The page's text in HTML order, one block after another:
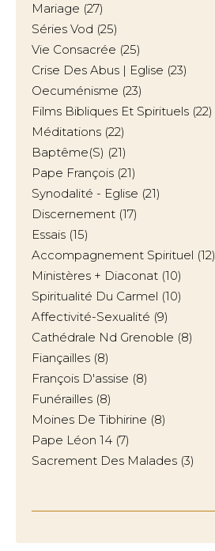
Mariage (27)
Séries Vod (25)
Vie Consacrée (25)
Crise Des Abus | Eglise (23)
Oecuménisme (23)
Films Bibliques Et Spirituels (22)
Méditations (22)
Baptême(s) (21)
Pape François (21)
Synodalité - Eglise (21)
Discernement (17)
Essais (15)
Accompagnement Spirituel (12)
Ministères + Diaconat (10)
Spiritualité Du Carmel (10)
Affectivité-Sexualité (9)
Cathédrale Nd Grenoble (8)
Fiançailles (8)
François D'assise (8)
Funérailles (8)
Moines De Tibhirine (8)
Pape Léon 14 (7)
Sacrement Des Malades (3)